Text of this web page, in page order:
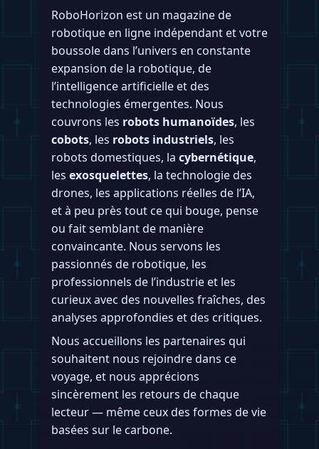
RoboHorizon est un magazine de
robotique en ligne indépendant et votre
boussole dans l’univers en constante
expansion de la robotique, de
l’intelligence artificielle et des
technologies émergentes. Nous
couvrons les robots humanoïdes, les
cobots, les robots industriels, les
robots domestiques, la cybernétique,
les exosquelettes, la technologie des
drones, les applications réelles de l’IA,
et à peu près tout ce qui bouge, pense
ou fait semblant de manière
convaincante. Nous servons les
passionnés de robotique, les
professionnels de l’industrie et les
curieux avec des nouvelles fraîches, des
analyses approfondies et des critiques.
Nous accueillons les partenaires qui
souhaitent nous rejoindre dans ce
voyage, et nous apprécions
sincèrement les retours de chaque
lecteur — même ceux des formes de vie
basées sur le carbone.